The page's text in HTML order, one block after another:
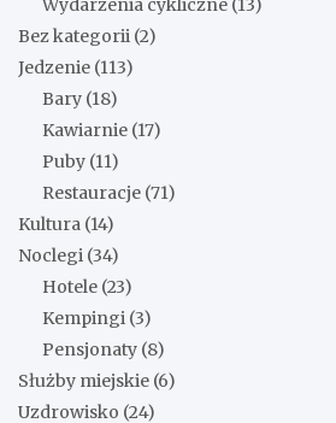
Wydarzenia cykliczne (13)
Bez kategorii (2)
Jedzenie (113)
Bary (18)
Kawiarnie (17)
Puby (11)
Restauracje (71)
Kultura (14)
Noclegi (34)
Hotele (23)
Kempingi (3)
Pensjonaty (8)
Służby miejskie (6)
Uzdrowisko (24)